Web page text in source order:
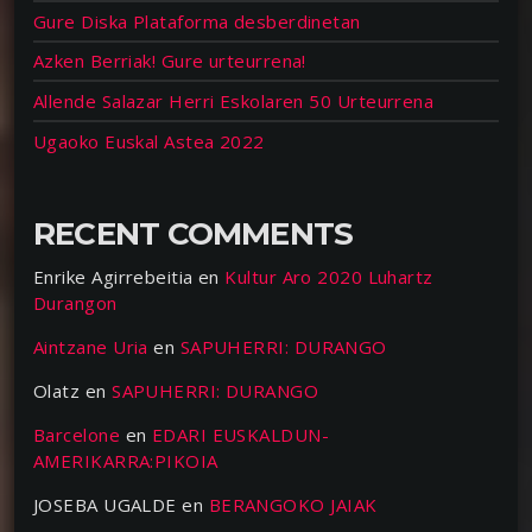
Gure Diska Plataforma desberdinetan
Azken Berriak! Gure urteurrena!
Allende Salazar Herri Eskolaren 50 Urteurrena
Ugaoko Euskal Astea 2022
RECENT COMMENTS
Enrike Agirrebeitia en Kultur Aro 2020 Luhartz
Durangon
Aintzane Uria en SAPUHERRI: DURANGO
Olatz enSAPUHERRI: DURANGO
Barcelone en EDARI EUSKALDUN-
AMERIKARRA:PIKOIA
JOSEBA UGALDE en BERANGOKO JAIAK